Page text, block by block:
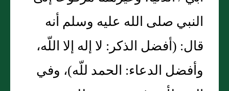
النبي صلى الله عليه وسلم أنه
قال‏:‏ ‏(‏أفضل الذكر‏:‏ لا إله إلا اللّه،
وأفضل الدعاء‏:‏ الحمد للّه‏)‏، وفي